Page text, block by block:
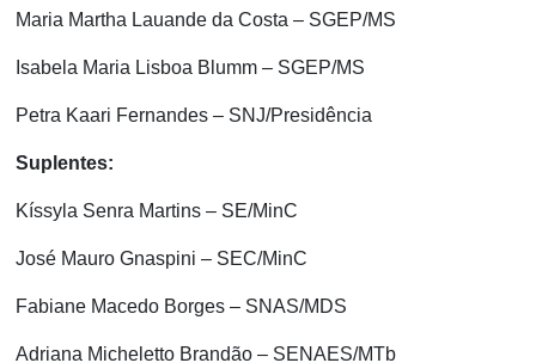
Maria Martha Lauande da Costa – SGEP/MS
Isabela Maria Lisboa Blumm – SGEP/MS
Petra Kaari Fernandes – SNJ/Presidência
Suplentes:
Kíssyla Senra Martins – SE/MinC
José Mauro Gnaspini – SEC/MinC
Fabiane Macedo Borges – SNAS/MDS
Adriana Micheletto Brandão – SENAES/MTb